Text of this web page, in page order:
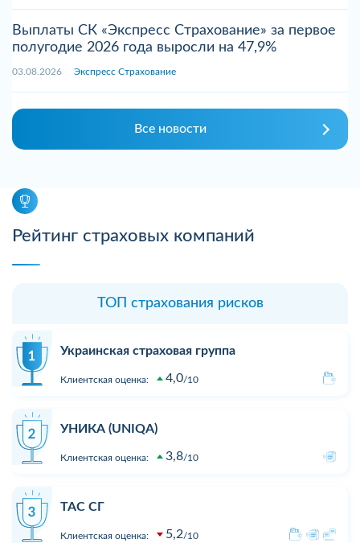
Выплаты СК «Экспресс Страхование» за первое
полугодие 2026 года выросли на 47,9%
03.08.2026 Экспресс Страхование
Все новости
Рейтинг страховых компаний
ТОП страхования рисков
Украинская страховая группа
Клиентская оценка: 4,0 10
УНИКА (UNIQA)
Клиентская оценка: 3,8 10
ТАС СГ
Клиентская оценка: 5,2 10